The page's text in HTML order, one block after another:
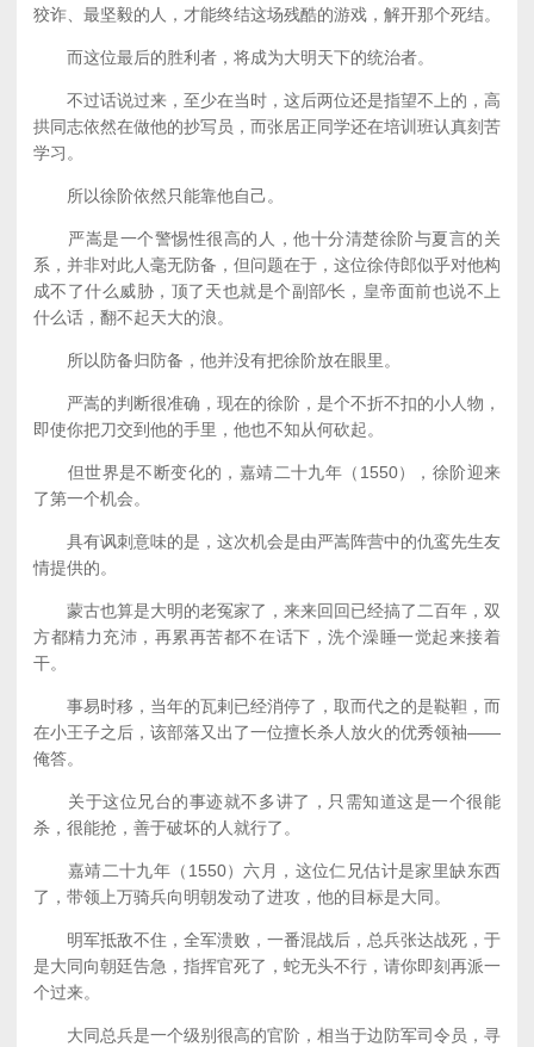
狡诈、最坚毅的人，才能终结这场残酷的游戏，解开那个死结。
而这位最后的胜利者，将成为大明天下的统治者。
不过话说过来，至少在当时，这后两位还是指望不上的，高
拱同志依然在做他的抄写员，而张居正同学还在培训班认真刻苦
学习。
所以徐阶依然只能靠他自己。
严嵩是一个警惕性很高的人，他十分清楚徐阶与夏言的关
系，并非对此人毫无防备，但问题在于，这位徐侍郎似乎对他构
成不了什么威胁，顶了天也就是个副部∕长，皇帝面前也说不上
什么话，翻不起天大的浪。
所以防备归防备，他并没有把徐阶放在眼里。
严嵩的判断很准确，现在的徐阶，是个不折不扣的小人物，
即使你把刀交到他的手里，他也不知从何砍起。
但世界是不断变化的，嘉靖二十九年（1550），徐阶迎来
了第一个机会。
具有讽刺意味的是，这次机会是由严嵩阵营中的仇鸾先生友
情提供的。
蒙古也算是大明的老冤家了，来来回回已经搞了二百年，双
方都精力充沛，再累再苦都不在话下，洗个澡睡一觉起来接着
干。
事易时移，当年的瓦剌已经消停了，取而代之的是鞑靼，而
在小王子之后，该部落又出了一位擅长杀人放火的优秀领袖——
俺答。
关于这位兄台的事迹就不多讲了，只需知道这是一个很能
杀，很能抢，善于破坏的人就行了。
嘉靖二十九年（1550）六月，这位仁兄估计是家里缺东西
了，带领上万骑兵向明朝发动了进攻，他的目标是大同。
明军抵敌不住，全军溃败，一番混战后，总兵张达战死，于
是大同向朝廷告急，指挥官死了，蛇无头不行，请你即刻再派一
个过来。
大同总兵是一个级别很高的官阶，相当于边防军司令员，寻